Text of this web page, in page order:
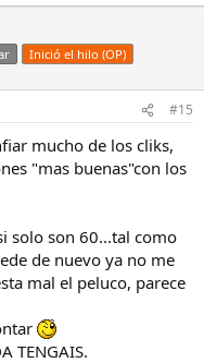
Inició el hilo (OP)
#15
mucho de los cliks,
"mas buenas"con los
solo son 60...tal como
de nuevo ya no me
mal el peluco, parece
TENGAIS.